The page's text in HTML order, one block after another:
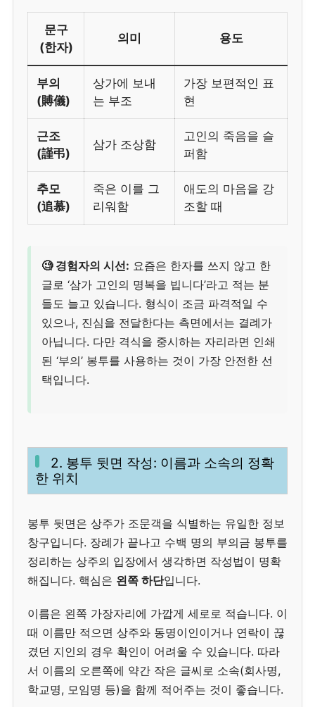
문구
(한자)
의미 용도
부의
(賻儀)
상가에 보내
는 부조
가장 보편적인 표
현
근조
(謹弔)
삼가 조상함
고인의 죽음을 슬
퍼함
추모
(追慕)
죽은 이를 그
리워함
애도의 마음을 강
조할 때
🧐 경험자의 시선: 요즘은 한자를 쓰지 않고 한
글로 ‘삼가 고인의 명복을 빕니다’라고 적는 분
들도 늘고 있습니다. 형식이 조금 파격적일 수
있으나, 진심을 전달한다는 측면에서는 결례가
아닙니다. 다만 격식을 중시하는 자리라면 인쇄
된 ‘부의’ 봉투를 사용하는 것이 가장 안전한 선
택입니다.
2. 봉투 뒷면 작성: 이름과 소속의 정확
한 위치
봉투 뒷면은 상주가 조문객을 식별하는 유일한 정보
창구입니다. 장례가 끝나고 수백 명의 부의금 봉투를
정리하는 상주의 입장에서 생각하면 작성법이 명확
해집니다. 핵심은 왼쪽 하단입니다.
이름은 왼쪽 가장자리에 가깝게 세로로 적습니다. 이
때 이름만 적으면 상주와 동명이인이거나 연락이 끊
겼던 지인의 경우 확인이 어려울 수 있습니다. 따라
서 이름의 오른쪽에 약간 작은 글씨로 소속(회사명,
학교명, 모임명 등)을 함께 적어주는 것이 좋습니다.